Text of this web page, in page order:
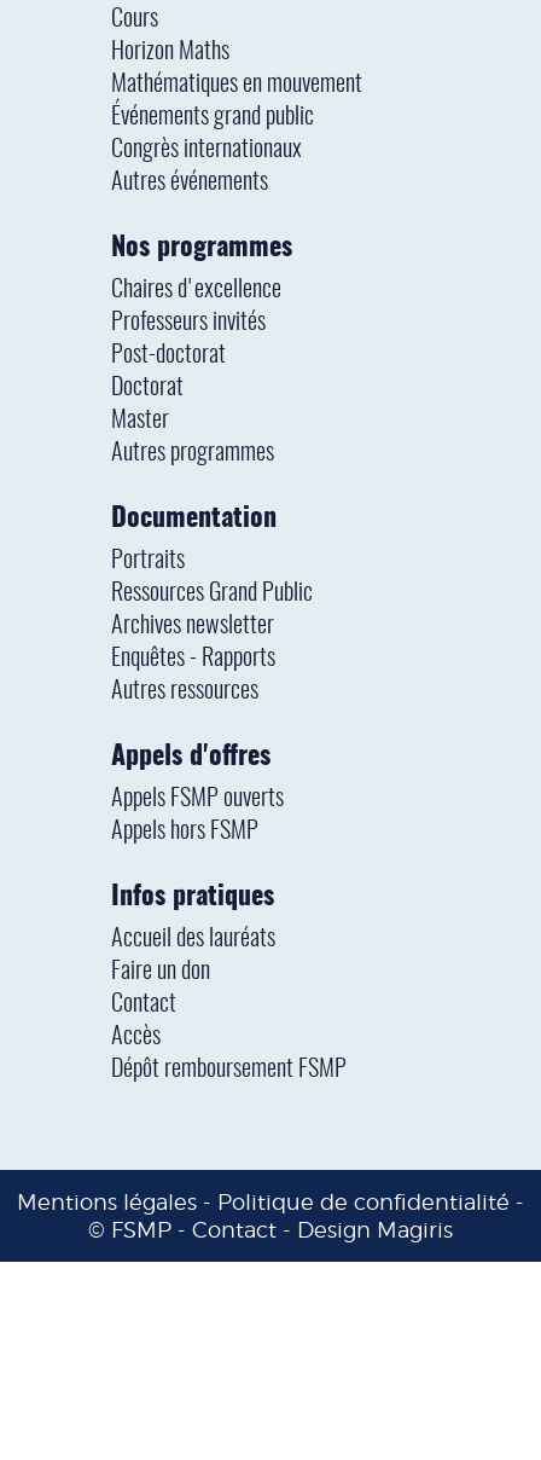
Cours
Horizon Maths
Mathématiques en mouvement
Événements grand public
Congrès internationaux
Autres événements
Nos programmes
Chaires d'excellence
Professeurs invités
Post-doctorat
Doctorat
Master
Autres programmes
Documentation
Portraits
Ressources Grand Public
Archives newsletter
Enquêtes - Rapports
Autres ressources
Appels d'offres
Appels FSMP ouverts
Appels hors FSMP
Infos pratiques
Accueil des lauréats
Faire un don
Contact
Accès
Dépôt remboursement FSMP
Mentions légales - Politique de confidentialité -
© FSMP - Contact - Design Magiris